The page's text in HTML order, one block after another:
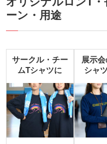
ーン・用途
サークル・チー
ムTシャツに
展示
シャ